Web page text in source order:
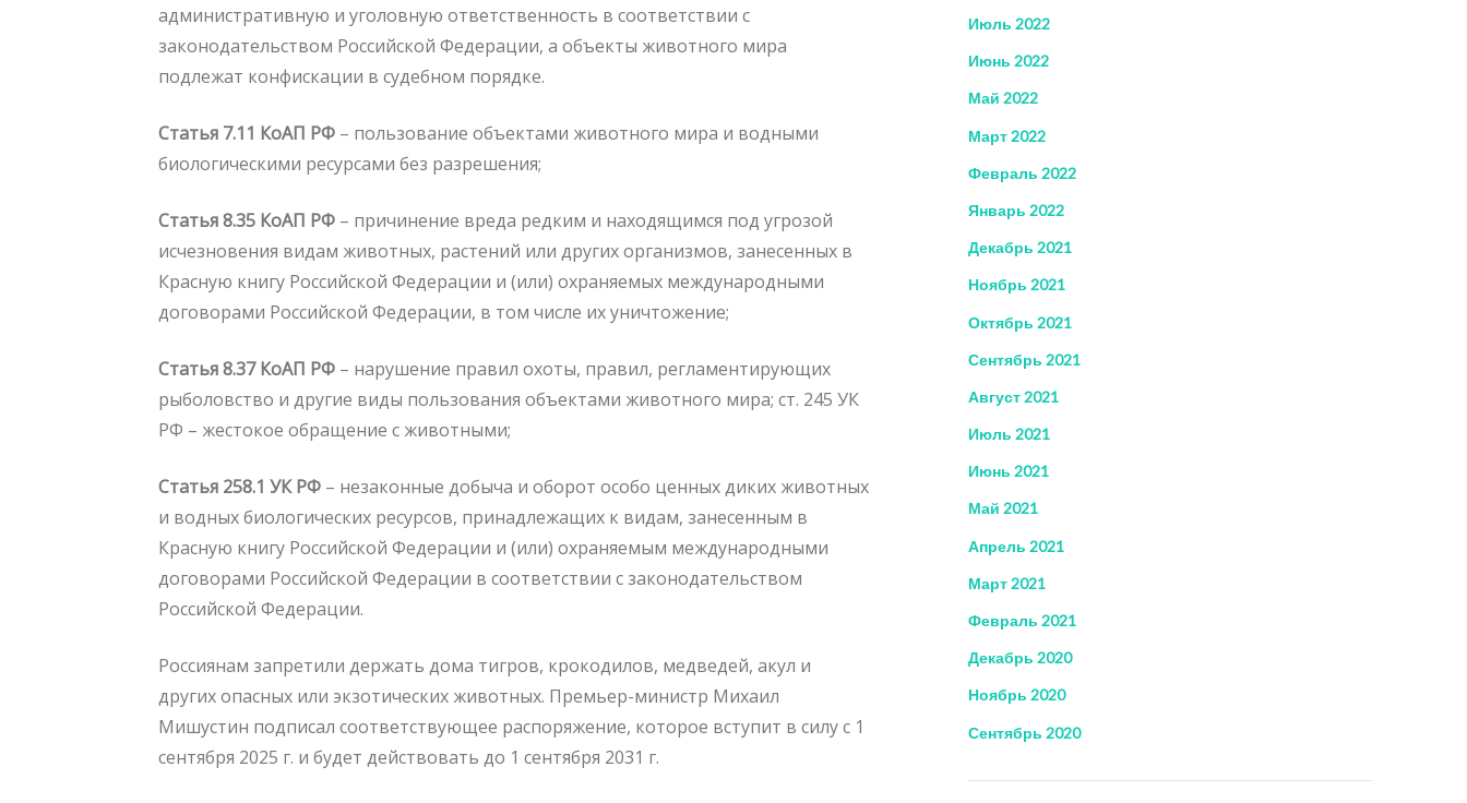
административную и уголовную ответственность в соответствии с
законодательством Российской Федерации, а объекты животного мира
подлежат конфискации в судебном порядке.
Статья 7.11 КоАП РФ – пользование объектами животного мира и водными
биологическими ресурсами без разрешения;
Статья 8.35 КоАП РФ – причинение вреда редким и находящимся под угрозой
исчезновения видам животных, растений или других организмов, занесенных в
Красную книгу Российской Федерации и (или) охраняемых международными
договорами Российской Федерации, в том числе их уничтожение;
Статья 8.37 КоАП РФ – нарушение правил охоты, правил, регламентирующих
рыболовство и другие виды пользования объектами животного мира; ст. 245 УК
РФ – жестокое обращение с животными;
Статья 258.1 УК РФ – незаконные добыча и оборот особо ценных диких животных
и водных биологических ресурсов, принадлежащих к видам, занесенным в
Красную книгу Российской Федерации и (или) охраняемым международными
договорами Российской Федерации в соответствии с законодательством
Российской Федерации.
Россиянам запретили держать дома тигров, крокодилов, медведей, акул и
других опасных или экзотических животных. Премьер-министр Михаил
Мишустин подписал соответствующее распоряжение, которое вступит в силу с 1
сентября 2025 г. и будет действовать до 1 сентября 2031 г.
Июль 2022
Июнь 2022
Май 2022
Март 2022
Февраль 2022
Январь 2022
Декабрь 2021
Ноябрь 2021
Октябрь 2021
Сентябрь 2021
Август 2021
Июль 2021
Июнь 2021
Май 2021
Апрель 2021
Март 2021
Февраль 2021
Декабрь 2020
Ноябрь 2020
Сентябрь 2020